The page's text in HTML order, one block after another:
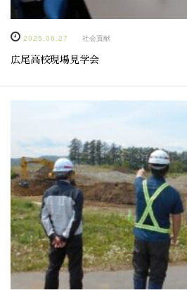
2025.06.27 社会貢献
広尾高校現場見学会